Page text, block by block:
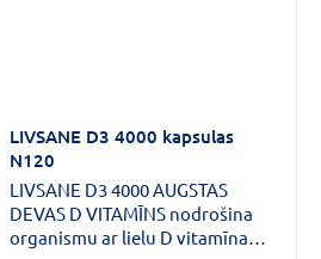
LIVSANE D3 4000 kapsulas
N120
LIVSANE D3 4000 AUGSTAS
DEVAS D VITAMĪNS nodrošina
organismu ar lielu D vitamīna